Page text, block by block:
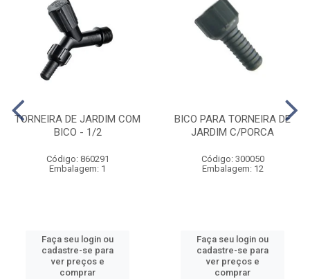
TORNEIRA DE JARDIM COM
BICO - 1/2
Código: 860291
Embalagem: 1
Faça seu login ou
cadastre-se para
ver preços e
comprar
BICO PARA TORNEIRA DE
JARDIM C/PORCA
Código: 300050
Embalagem: 12
Faça seu login ou
cadastre-se para
ver preços e
comprar